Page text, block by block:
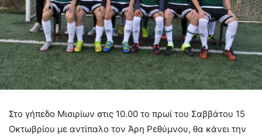
Στο γήπεδο Μισιρίων στις 10.00 το πρωί του Σαββάτου 15
Οκτωβρίου με αντίπαλο τον Άρη Ρεθύμνου, θα κάνει την